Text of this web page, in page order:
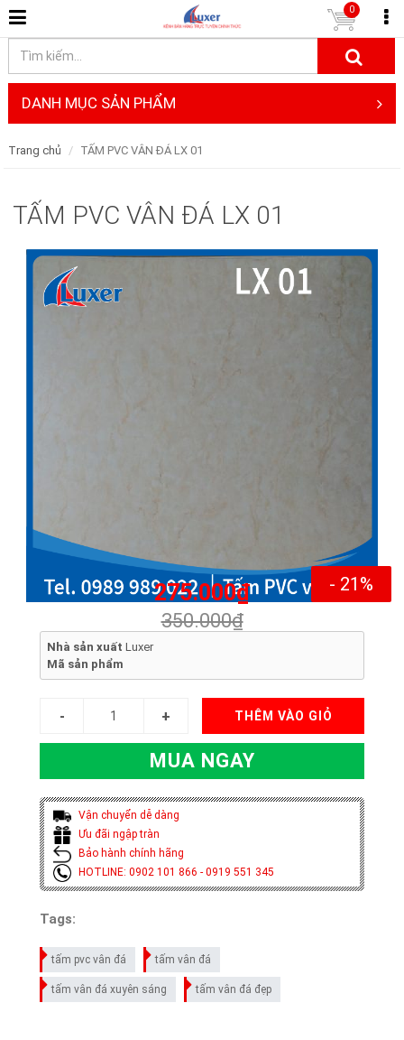
0
DANH MỤC SẢN PHẨM
Trang chủ TẤM PVC VÂN ĐÁ LX 01
TẤM PVC VÂN ĐÁ LX 01
- 21%
275.000₫
350.000₫
Nhà sản xuất Luxer
Mã sản phẩm
THÊM VÀO GIỎ
MUA NGAY
Vận chuyển dễ dàng
Ưu đãi ngập tràn
Bảo hành chính hãng
HOTLINE: 0902 101 866 - 0919 551 345
Tags:
tấm pvc vân đá tấm vân đá
tấm vân đá xuyên sáng tấm vân đá đẹp